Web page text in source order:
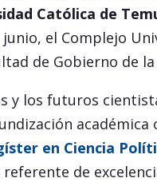
Católica de
el Complejo
de Gobierno de
y los futuros
académica
en Ciencia
de